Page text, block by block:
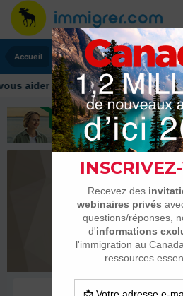
Accueil
hestia
Habitués